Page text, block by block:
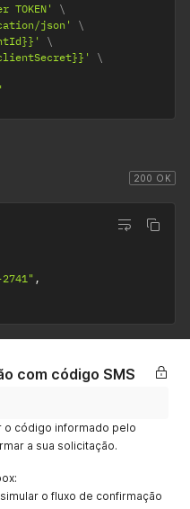
json'
200 OK
,
com código SMS
o código informado pelo
a sua solicitação.
o fluxo de confirmação